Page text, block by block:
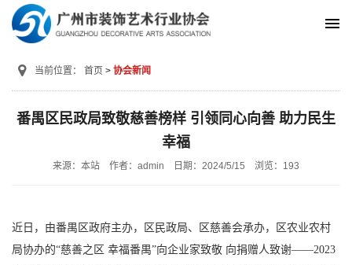
当前位置： 首页 协会新闻
番禺区民政局致敬慈善榜样 引领同心向善 助力民生
幸福
来源：本站 作者：admin 日期：2024/5/15 浏览： 193
近日，由番禺区政府主办，区民政局、区慈善会承办，区农业农村
局协办的“慈善之区 幸福番禺”向企业家致敬 向捐赠人致谢——2023